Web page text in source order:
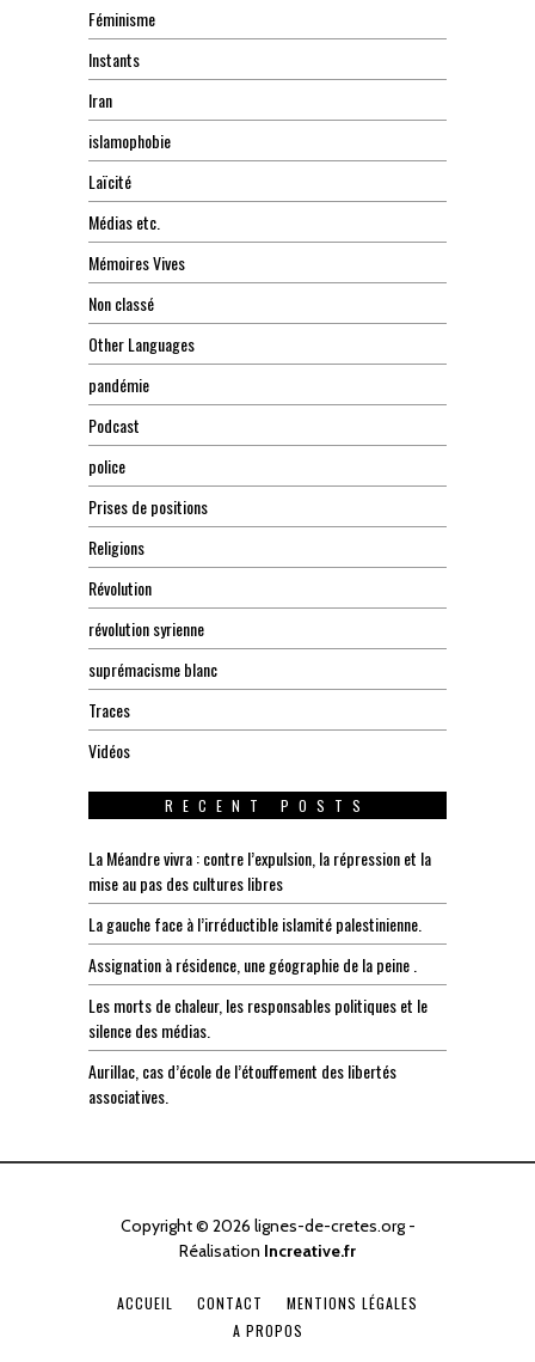
Féminisme
Instants
Iran
islamophobie
Laïcité
Médias etc.
Mémoires Vives
Non classé
Other Languages
pandémie
Podcast
police
Prises de positions
Religions
Révolution
révolution syrienne
suprémacisme blanc
Traces
Vidéos
RECENT POSTS
La Méandre vivra : contre l’expulsion, la répression et la
mise au pas des cultures libres
La gauche face à l’irréductible islamité palestinienne.
Assignation à résidence, une géographie de la peine .
Les morts de chaleur, les responsables politiques et le
silence des médias.
Aurillac, cas d’école de l’étouffement des libertés
associatives.
Copyright © 2026 lignes-de-cretes.org -
Réalisation Increative.fr
ACCUEIL CONTACT
MENTIONS LÉGALES
A PROPOS